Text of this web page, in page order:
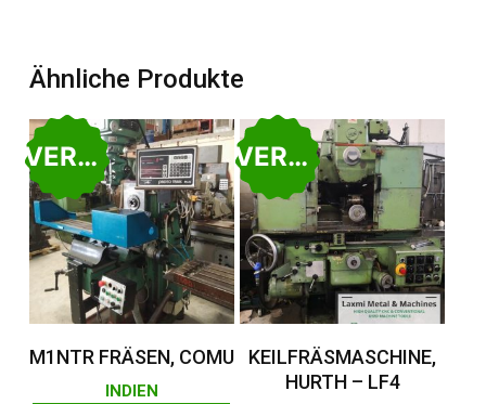
Ähnliche Produkte
VERKAUFT
Weiterlesen
M1NTR FRÄSEN, COMU
INDIEN
VERKAUFT
Weiterlesen
KEILFRÄSMASCHINE,
HURTH – LF4